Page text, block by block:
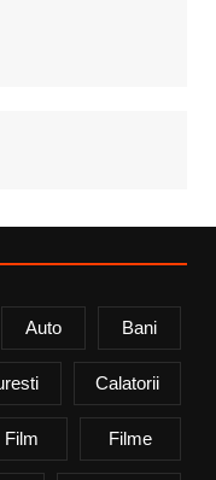
Auto Bani
Calatorii
Film Filme